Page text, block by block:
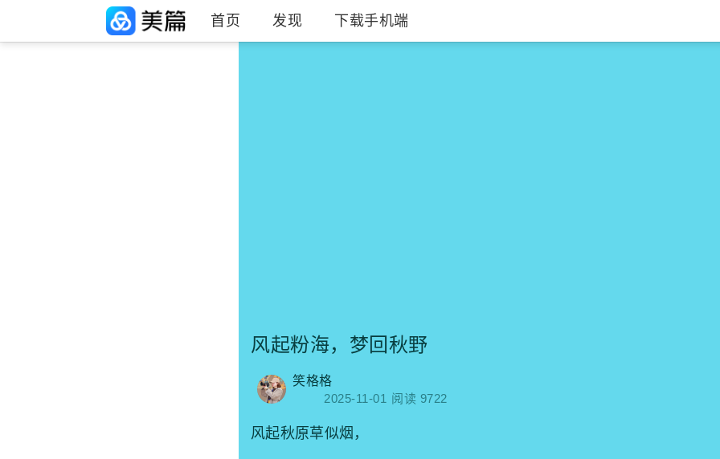
首页 发现 下载手机端
风起粉海，梦回秋野
笑格格
2025-11-01 阅读 9722
风起秋原草似烟，